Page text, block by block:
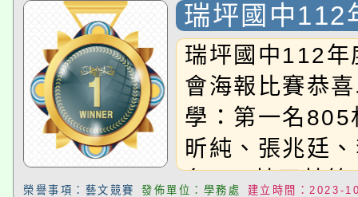
瑞坪國中112
運動會海報
瑞坪國中112年
會海報比賽恭
學：第一名805
昕純、張兆廷
名806莊玉芃
榮譽事項：藝文競賽 發佈單位：學務處 建立時間：2023-